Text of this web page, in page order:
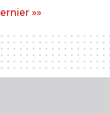
»»